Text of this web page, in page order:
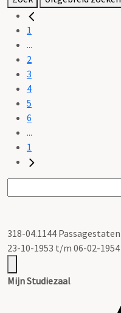
1
...
2
3
4
5
6
...
1
318-04.1144
23-10-1953 t/m 06-02-1954
Mijn Studiezaal